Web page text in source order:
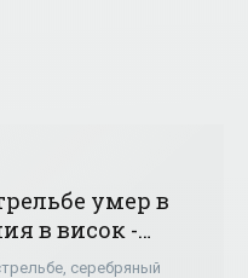
умер в
в висок -
серебряный